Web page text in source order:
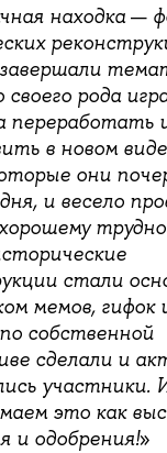
находка—
рода
переработать
в новом
они
и весело
стали
мемов, гифок
собственной
сделали и
участники.
это как
и одобрения!»